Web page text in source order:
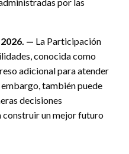
— La Participación
conocida como
adicional para atender
también puede
decisiones
construir un mejor futuro